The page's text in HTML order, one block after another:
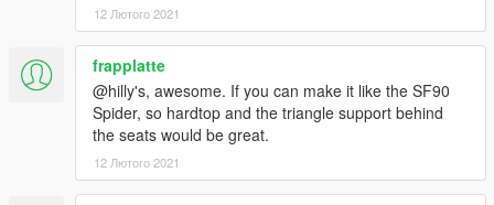
12 Лютого 2021
frapplatte
@hilly's, awesome. If you can make it like the SF90
Spider, so hardtop and the triangle support behind
the seats would be great.
12 Лютого 2021